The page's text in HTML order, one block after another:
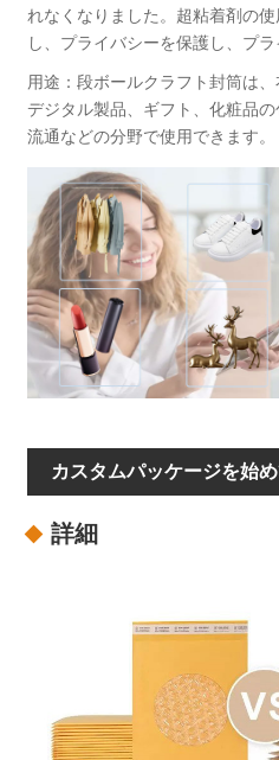
れなくなりました。超粘着剤の
し、プライバシーを保護し、プラ
用途：段ボールクラフト封筒は
デジタル製品、ギフト、化粧品の
流通などの分野で使用できます。
カスタムパッケージを始
詳細